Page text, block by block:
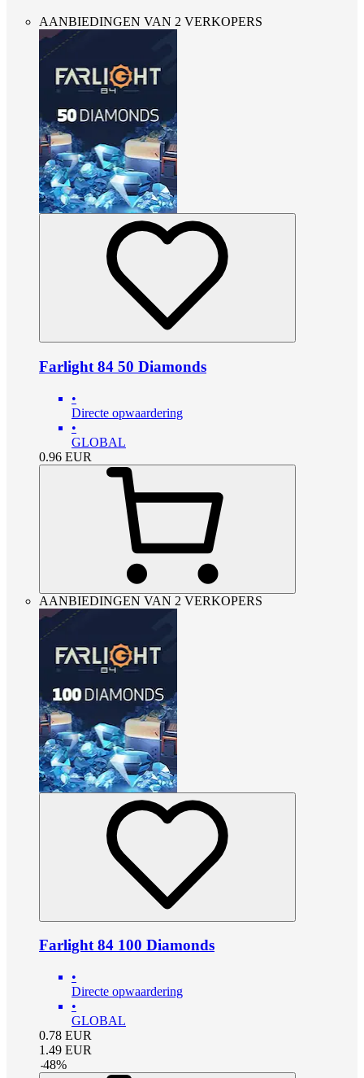
AANBIEDINGEN VAN 2 VERKOPERS
Farlight 84 50 Diamonds
•
Directe opwaardering
•
GLOBAL
0.96 EUR
AANBIEDINGEN VAN 2 VERKOPERS
Farlight 84 100 Diamonds
•
Directe opwaardering
•
GLOBAL
0.78 EUR
1.49 EUR
-48%